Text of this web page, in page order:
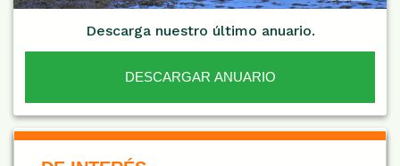
Descarga nuestro último anuario.
DESCARGAR ANUARIO
De Interés NARANJA